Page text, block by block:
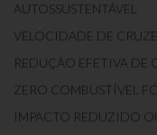
AUTOSSUSTENTÁVEL
VELOCIDADE DE
REDUÇÃO EFETIVA DE
ZERO COMBUSTÍVEL
IMPACTO REDUZIDO